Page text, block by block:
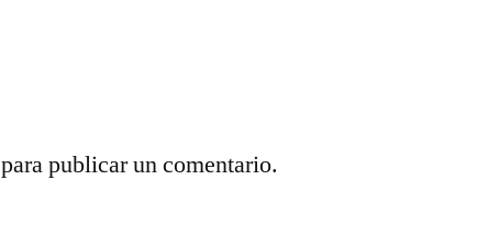
para publicar un comentario.